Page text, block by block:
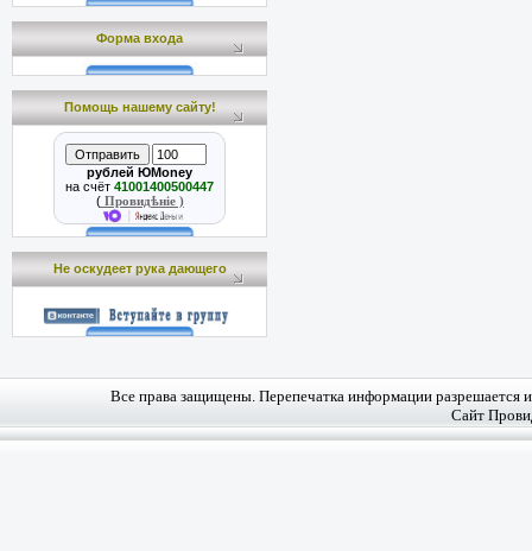
Форма входа
Помощь нашему сайту!
рублей ЮMoney
на счёт 41001400500447
( Провидѣніе )
Не оскудеет рука дающего
Все права защищены. Перепечатка информации разрешается
Сайт